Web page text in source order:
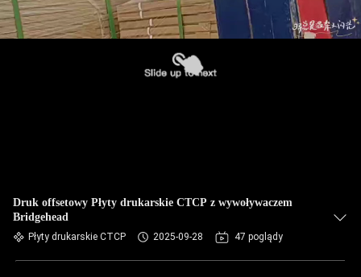
Druk offsetowy Płyty drukarskie CTCP z wywoływaczem
Bridgehead
Płyty drukarskie CTCP 2025-09-28 47 poglądy